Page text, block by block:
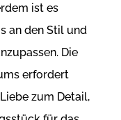
ist es
an den Stil und
Die
erfordert
zum Detail,